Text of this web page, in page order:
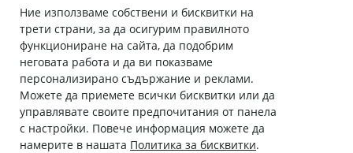
Абонирай се за нашия бюлетин
С абонамента се съгласявам сПолитиката за лични данни.
Онлайн аптека, част от аптеки „Ванчева“
Ние използваме собствени и бисквитки на
трети страни, за да осигурим правилното
функциониране на сайта, да подобрим
неговата работа и да ви показваме
персонализирано съдържание и реклами.
Можете да приемете всички бисквитки или да
управлявате своите предпочитания от панела
с настройки. Повече информация можете да
намерите в нашата Политика за бисквитки.